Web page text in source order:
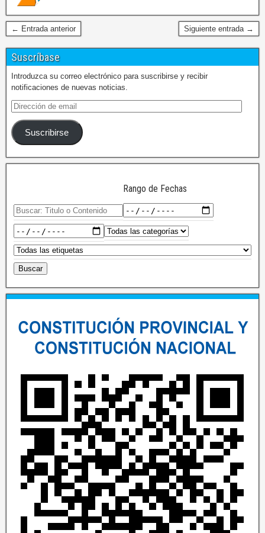
← Entrada anterior Siguiente entrada →
Suscríbase
Introduzca su correo electrónico para suscribirse y recibir
notificaciones de nuevas noticias.
Suscribirse
Rango de Fechas